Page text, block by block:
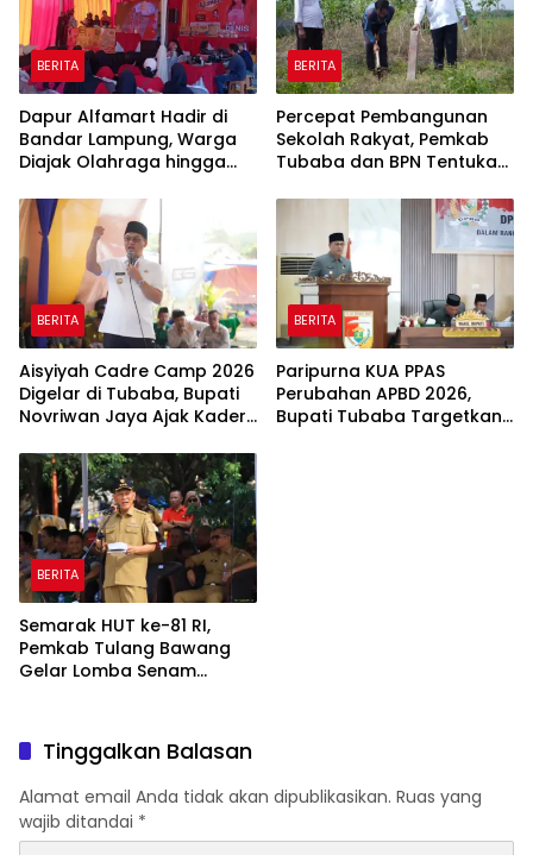
BERITA
Dapur Alfamart Hadir di
Bandar Lampung, Warga
Diajak Olahraga hingga
BERITA
Percepat Pembangunan
Sekolah Rakyat, Pemkab
Tubaba dan BPN Tentukan
BERITA
Aisyiyah Cadre Camp 2026
Digelar di Tubaba, Bupati
Novriwan Jaya Ajak Kader
Pembangunan
BERITA
Paripurna KUA PPAS
Perubahan APBD 2026,
Bupati Tubaba Targetkan
BERITA
Semarak HUT ke-81 RI,
Pemkab Tulang Bawang
Gelar Lomba Senam
Tinggalkan Balasan
Alamat email Anda tidak akan dipublikasikan. Ruas yang
wajib ditandai *